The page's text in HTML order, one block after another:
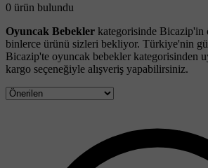
0 ürün bulundu
Oyuncak Bebekler kategorisinde Bicazip'in
binlerce ürünü sizleri bekliyor. Türkiye'nin
Bicazip'te oyuncak bebekler kategorisinden
kargo seçeneğiyle alışveriş yapabilirsiniz.